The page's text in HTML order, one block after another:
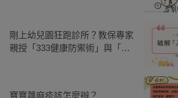
剛上幼兒園狂跑診所？教保專家
親授「333健康防禦術」與「託
寶寶蕁麻疹該怎麼辦？